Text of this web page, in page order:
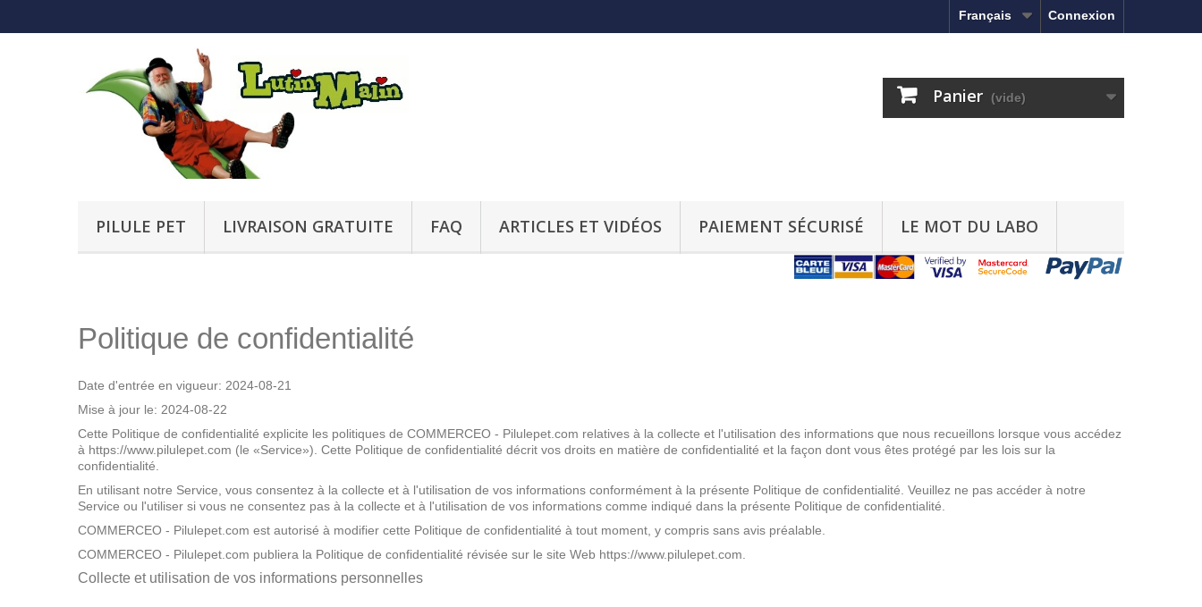
Connexion
Français
Panier (vide)
PILULE PET LIVRAISON GRATUITE FAQ ARTICLES ET VIDÉOS PAIEMENT SÉCURISÉ LE MOT DU LABO
Politique de confidentialité
Date d'entrée en vigueur: 2024-08-21
Mise à jour le: 2024-08-22
Cette Politique de confidentialité explicite les politiques de COMMERCEO - Pilulepet.com relatives à la collecte et l'utilisation des informations que nous recueillons lorsque vous accédez
à https://www.pilulepet.com (le «Service»). Cette Politique de confidentialité décrit vos droits en matière de confidentialité et la façon dont vous êtes protégé par les lois sur la
confidentialité.
En utilisant notre Service, vous consentez à la collecte et à l'utilisation de vos informations conformément à la présente Politique de confidentialité. Veuillez ne pas accéder à notre
Service ou l'utiliser si vous ne consentez pas à la collecte et à l'utilisation de vos informations comme indiqué dans la présente Politique de confidentialité.
COMMERCEO - Pilulepet.com est autorisé à modifier cette Politique de confidentialité à tout moment, y compris sans avis préalable.
COMMERCEO - Pilulepet.com publiera la Politique de confidentialité révisée sur le site Web https://www.pilulepet.com.
Collecte et utilisation de vos informations personnelles